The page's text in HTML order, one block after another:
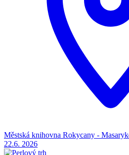
Městská knihovna Rokycany -
22.6. 2026